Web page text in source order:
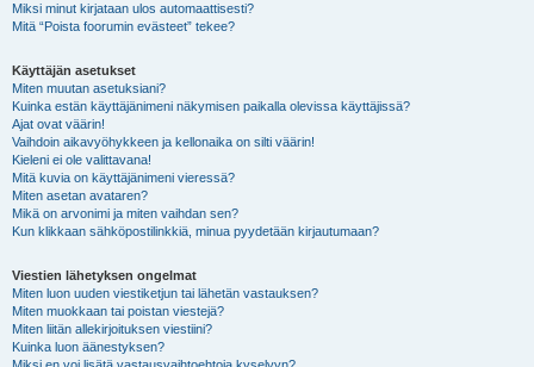
Miksi minut kirjataan ulos automaattisesti?
Mitä “Poista foorumin evästeet” tekee?
Käyttäjän asetukset
Miten muutan asetuksiani?
Kuinka estän käyttäjänimeni näkymisen paikalla olevissa käyttäjissä?
Ajat ovat väärin!
Vaihdoin aikavyöhykkeen ja kellonaika on silti väärin!
Kieleni ei ole valittavana!
Mitä kuvia on käyttäjänimeni vieressä?
Miten asetan avataren?
Mikä on arvonimi ja miten vaihdan sen?
Kun klikkaan sähköpostilinkkiä, minua pyydetään kirjautumaan?
Viestien lähetyksen ongelmat
Miten luon uuden viestiketjun tai lähetän vastauksen?
Miten muokkaan tai poistan viestejä?
Miten liitän allekirjoituksen viestiini?
Kuinka luon äänestyksen?